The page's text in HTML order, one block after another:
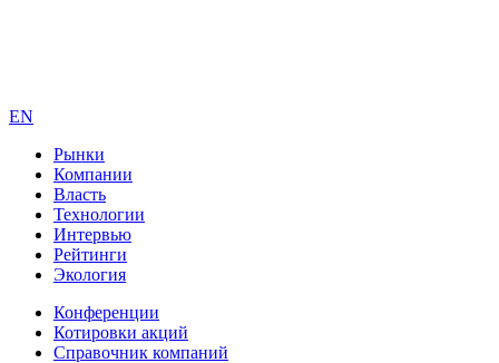
EN
Рынки
Компании
Власть
Технологии
Интервью
Рейтинги
Экология
Конференции
Котировки акций
Справочник компаний